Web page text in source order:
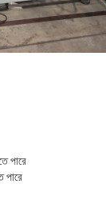
পারে
পারে